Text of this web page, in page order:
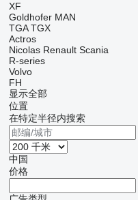
XF
Goldhofer MAN
TGA TGX
Actros
Nicolas Renault Scania
R-series
Volvo
FH
显示全部
位置
在特定半径内搜索
中国
价格